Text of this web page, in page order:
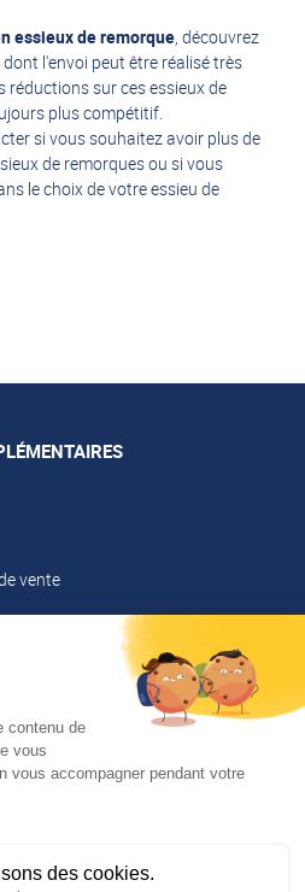
contenu de
vous
vous accompagner pendant votre
des cookies.
essieux de remorque, découvrez
dont l'envoi peut être réalisé très
réductions sur ces essieux de
plus compétitif.
si vous souhaitez avoir plus de
de remorques ou si vous
le choix de votre essieu de
vente
!